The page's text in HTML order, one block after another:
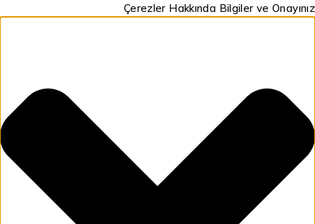
Çerezler Hakkında Bilgiler ve